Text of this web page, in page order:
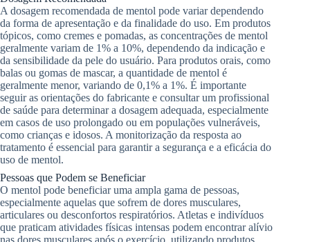
A dosagem recomendada de mentol pode variar dependendo
da forma de apresentação e da finalidade do uso. Em produtos
tópicos, como cremes e pomadas, as concentrações de mentol
geralmente variam de 1% a 10%, dependendo da indicação e
da sensibilidade da pele do usuário. Para produtos orais, como
balas ou gomas de mascar, a quantidade de mentol é
geralmente menor, variando de 0,1% a 1%. É importante
seguir as orientações do fabricante e consultar um profissional
de saúde para determinar a dosagem adequada, especialmente
em casos de uso prolongado ou em populações vulneráveis,
como crianças e idosos. A monitorização da resposta ao
tratamento é essencial para garantir a segurança e a eficácia do
uso de mentol.
Pessoas que Podem se Beneficiar
O mentol pode beneficiar uma ampla gama de pessoas,
especialmente aquelas que sofrem de dores musculares,
articulares ou desconfortos respiratórios. Atletas e indivíduos
que praticam atividades físicas intensas podem encontrar alívio